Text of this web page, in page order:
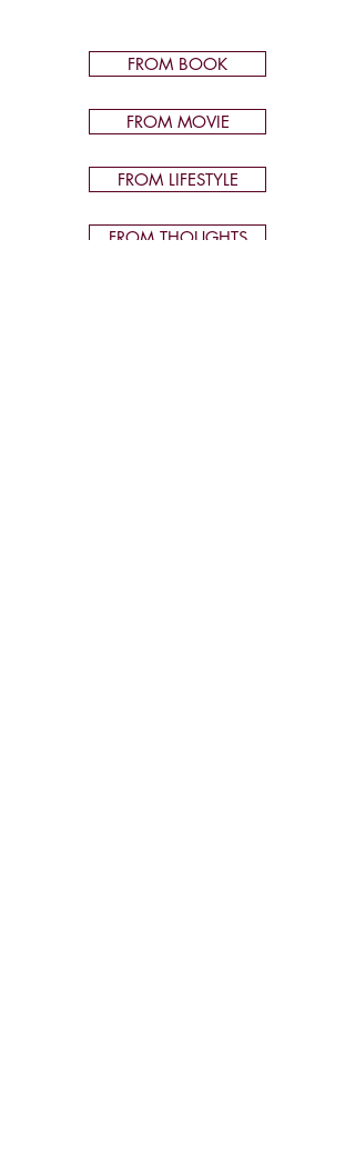
FROM BOOK
FROM MOVIE
FROM LIFESTYLE
FROM THOUGHTS